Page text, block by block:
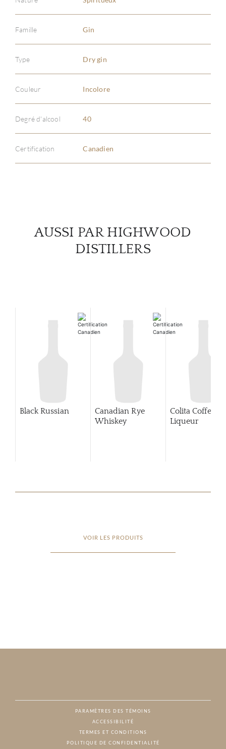
À
Famille Gin
Type Dry gin
Couleur Incolore
Degré d'alcool 40
Certification Canadien
AUSSI PAR HIGHWOOD
DISTILLERS
Black Russian
Canadian Rye
Whiskey
Colita Coffee
Liqueur
VOIR LES PRODUITS
PARAMÈTRES DES TÉMOINS
ACCESSIBILITÉ
TERMES ET CONDITIONS
POLITIQUE DE CONFIDENTIALITÉ